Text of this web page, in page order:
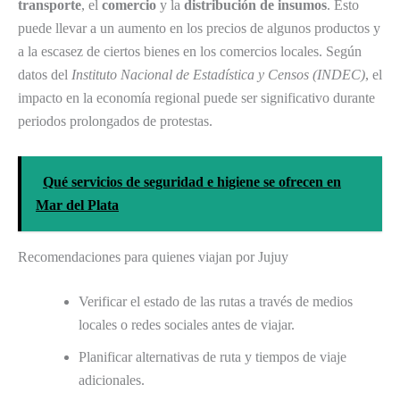
transporte, el comercio y la distribución de insumos. Esto
puede llevar a un aumento en los precios de algunos productos y
a la escasez de ciertos bienes en los comercios locales. Según
datos del Instituto Nacional de Estadística y Censos (INDEC), el
impacto en la economía regional puede ser significativo durante
periodos prolongados de protestas.
Qué servicios de seguridad e higiene se ofrecen en
Mar del Plata
Recomendaciones para quienes viajan por Jujuy
Verificar el estado de las rutas a través de medios
locales o redes sociales antes de viajar.
Planificar alternativas de ruta y tiempos de viaje
adicionales.